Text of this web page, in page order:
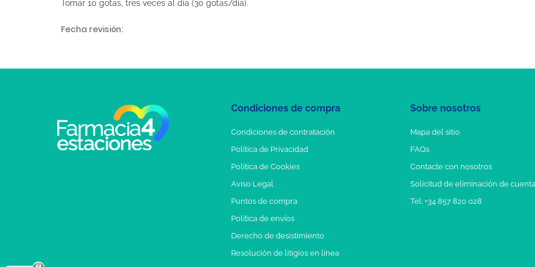
Tomar 10 gotas, tres veces al día (30 gotas/día).
Fecha revisión:
Condiciones de compra
Condiciones de contratación
Política de Privacidad
Política de Cookies
Aviso Legal
Puntos de compra
Política de envíos
Derecho de desistimiento
Resolución de litigios en línea
Sobre nosotros
Mapa del sitio
FAQs
Contacte con nosotros
Solicitud de eliminación de cuenta
Tel: +34 857 820 028